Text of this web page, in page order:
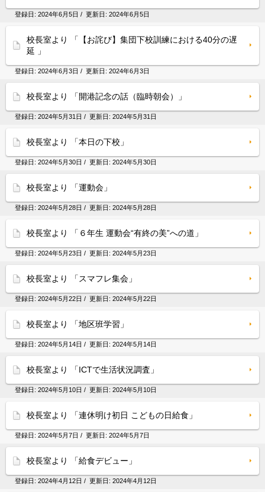
登録日: 2024年6月5日 / 更新日: 2024年6月5日
校長室より 「【お詫び】集団下校訓練における40分の遅
延 」
登録日: 2024年6月3日 / 更新日: 2024年6月3日
校長室より 「開港記念の話（臨時朝会）」
登録日: 2024年5月31日 / 更新日: 2024年5月31日
校長室より 「本日の下校」
登録日: 2024年5月30日 / 更新日: 2024年5月30日
校長室より 「運動会」
登録日: 2024年5月28日 / 更新日: 2024年5月28日
校長室より 「６年生 運動会“有終の美”への道」
登録日: 2024年5月23日 / 更新日: 2024年5月23日
校長室より 「スマフレ集会」
登録日: 2024年5月22日 / 更新日: 2024年5月22日
校長室より 「地区班学習」
登録日: 2024年5月14日 / 更新日: 2024年5月14日
校長室より 「ICTで生活状況調査」
登録日: 2024年5月10日 / 更新日: 2024年5月10日
校長室より 「連休明け初日 こどもの日給食」
登録日: 2024年5月7日 / 更新日: 2024年5月7日
校長室より 「給食デビュー」
登録日: 2024年4月12日 / 更新日: 2024年4月12日